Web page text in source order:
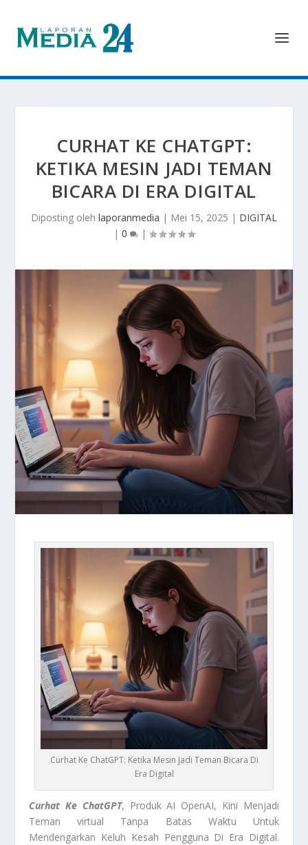
CURHAT KE CHATGPT:
KETIKA MESIN JADI TEMAN
BICARA DI ERA DIGITAL
Diposting oleh laporanmedia | Mei 15, 2025 | DIGITAL
| 0 |
Curhat Ke ChatGPT: Ketika Mesin Jadi Teman Bicara Di
Era Digital
Curhat Ke ChatGPT, Produk AI OpenAI, Kini Menjadi
Teman virtual Tanpa Batas Waktu Untuk
Mendengarkan Keluh Kesah Pengguna Di Era Digital.